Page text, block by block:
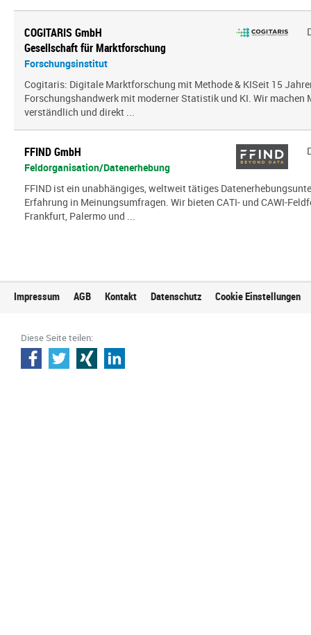
COGITARIS GmbH
Gesellschaft für Marktforschung
Forschungsinstitut
Cogitaris: Digitale Marktforschung mit Methode & KISeit 15
Forschungshandwerk mit moderner Statistik und KI. Wir machen
verständlich und direkt ...
FFIND GmbH
Feldorganisation/Datenerhebung
FFIND ist ein unabhängiges, weltweit tätiges
Erfahrung in Meinungsumfragen. Wir bieten CATI- und CAWI-
Frankfurt, Palermo und ...
Impressum AGB Kontakt Datenschutz Cookie Einstellungen
Diese Seite teilen: